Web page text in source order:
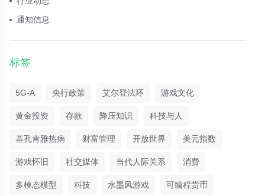
通知信息
标签
5G-A 央行政策 艾尔登法环 游戏文化
黄金投资 存款 降压知识 科技与人
基孔肯雅热病 财富管理 开放世界 美元指数
游戏怀旧 社交媒体 当代人际关系 消费
多模态模型 科技 水墨风游戏 可编程货币